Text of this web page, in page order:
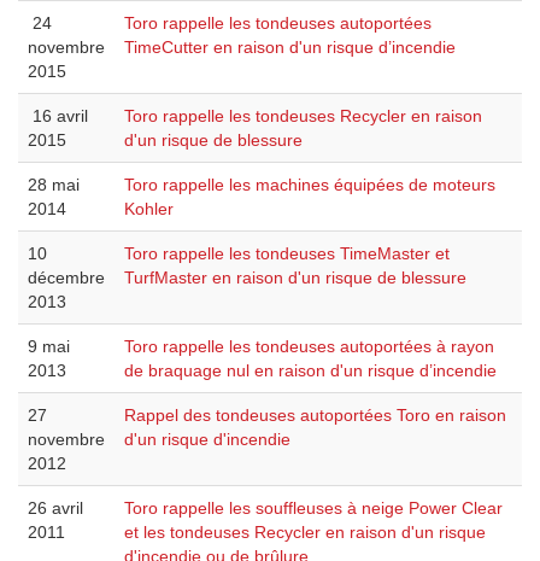
24
novembre
2015
Toro rappelle les tondeuses autoportées
TimeCutter en raison d'un risque d’incendie
16 avril
2015
Toro rappelle les tondeuses Recycler en raison
d'un risque de blessure
28 mai
2014
Toro rappelle les machines équipées de moteurs
Kohler
10
décembre
2013
Toro rappelle les tondeuses TimeMaster et
TurfMaster en raison d'un risque de blessure
9 mai
2013
Toro rappelle les tondeuses autoportées à rayon
de braquage nul en raison d'un risque d’incendie
27
novembre
2012
Rappel des tondeuses autoportées Toro en raison
d'un risque d'incendie
26 avril
2011
Toro rappelle les souffleuses à neige Power Clear
et les tondeuses Recycler en raison d'un risque
d'incendie ou de brûlure